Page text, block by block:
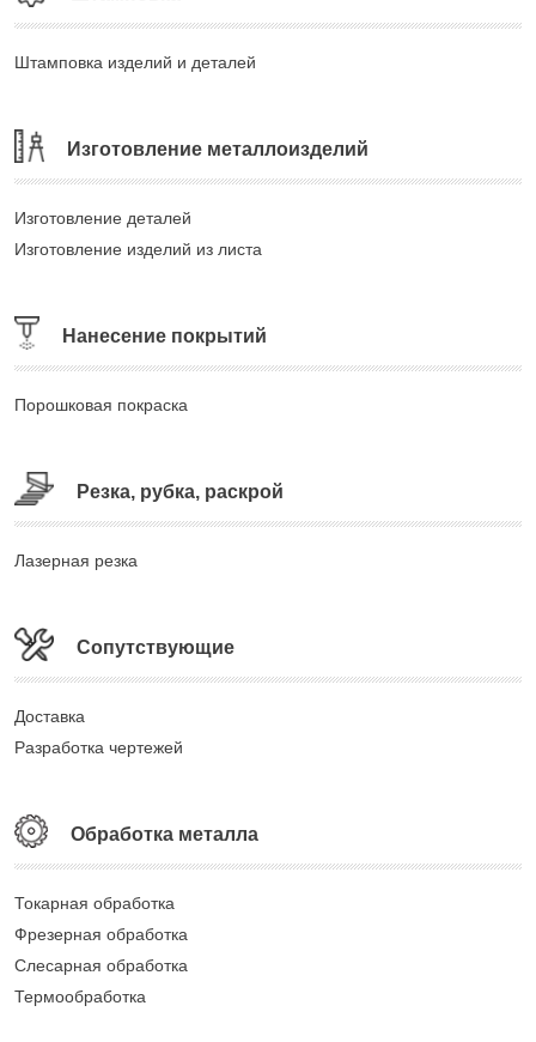
Штамповка изделий и деталей
Изготовление металлоизделий
Изготовление деталей
Изготовление изделий из листа
Нанесение покрытий
Порошковая покраска
Резка, рубка, раскрой
Лазерная резка
Сопутствующие
Доставка
Разработка чертежей
Обработка металла
Токарная обработка
Фрезерная обработка
Слесарная обработка
Термообработка